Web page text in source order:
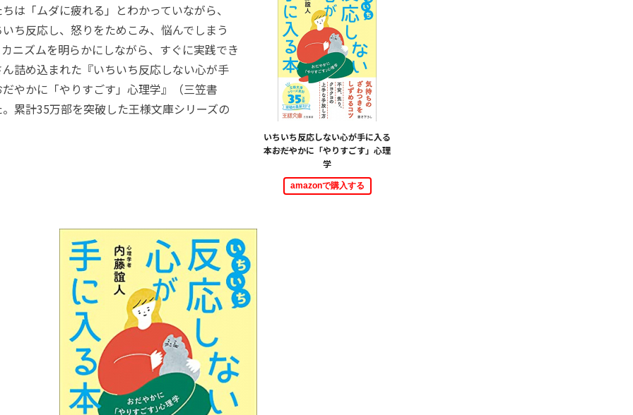
いちいち反応しない心が手に入る
本―――おだやかに「やりすごす」心理
学
amazonで購入する
ちは「ムダに疲れる」とわかっていながら、
ち反応し、怒りをためこみ、悩んでしまう
ニズムを明らかにしながら、すぐに実践でき
詰め込まれた『いちいち反応しない心が手
かに「やりすごす」心理学』（三笠書
累計35万部を突破した王様文庫シリーズの